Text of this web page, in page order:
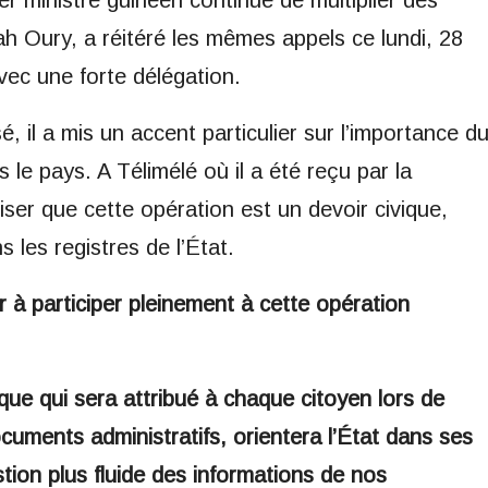
Oury, a réitéré les mêmes appels ce lundi, 28
une forte délégation.
il a mis un accent particulier sur l’importance du
le pays. A Télimélé où il a été reçu par la
que cette opération est un devoir civique,
les registres de l’État.
à participer pleinement à cette opération
qui sera attribué à chaque citoyen lors de
administratifs, orientera l’État dans ses
plus fluide des informations de nos